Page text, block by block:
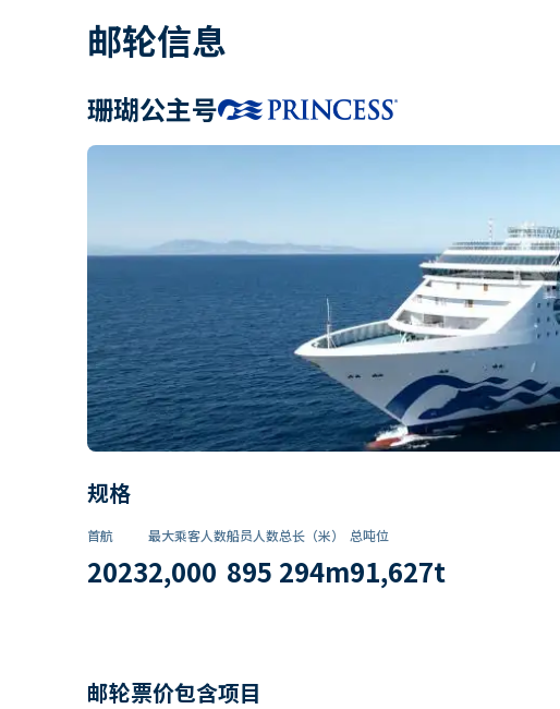
邮轮信息
珊瑚公主号
规格
首航
2023
最大乘客人数
2,000
船员人数
895
总长（米）
294m
总吨位
91,627t
邮轮票价包含项目